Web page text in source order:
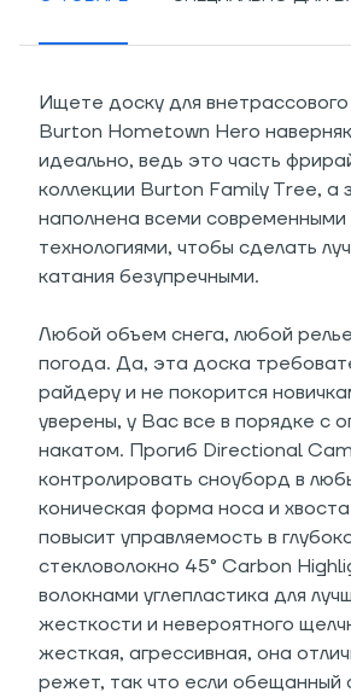
Ищете доску для внетрассового
Burton Hometown Hero
идеально, ведь это часть
коллекции Burton Family Tree, а
наполнена всеми
технологиями, чтобы сделать
катания безупречными.
Любой объем снега, любой
погода. Да, эта доска
райдеру и не покорится
уверены, у Вас все в порядке с
накатом. Прогиб Directional
контролировать сноуборд в
коническая форма носа и
повысит управляемость в
стекловолокно 45° Carbon
волокнами углепластика для
жесткости и невероятного
жесткая, агрессивная, она
режет, так что если обещанный